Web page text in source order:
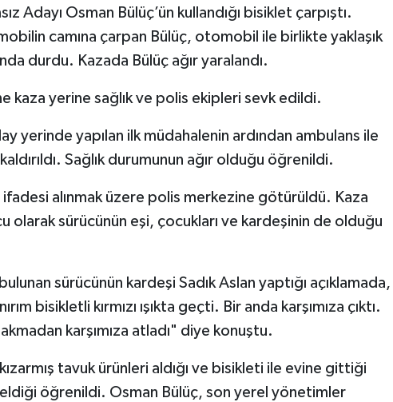
Adayı Osman Bülüç’ün kullandığı bisiklet çarpıştı.
camına çarpan Bülüç, otomobil ile birlikte yaklaşık
durdu. Kazada Bülüç ağır yaralandı.
kaza yerine sağlık ve polis ekipleri sevk edildi.
yerinde yapılan ilk müdahalenin ardından ambulans ile
Sağlık durumunun ağır olduğu öğrenildi.
alınmak üzere polis merkezine götürüldü. Kaza
olarak sürücünün eşi, çocukları ve kardeşinin de olduğu
sürücünün kardeşi Sadık Aslan yaptığı açıklamada,
bisikletli kırmızı ışıkta geçti. Bir anda karşımıza çıktı.
karşımıza atladı" diye konuştu.
tavuk ürünleri aldığı ve bisikleti ile evine gittiği
öğrenildi. Osman Bülüç, son yerel yönetimler